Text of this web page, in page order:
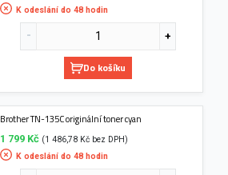
K odeslání do 48 hodin
Do košíku
Brother TN-135C originální toner cyan
1 799 Kč (1 486,78 Kč bez DPH)
K odeslání do 48 hodin